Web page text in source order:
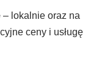
– lokalnie oraz na
ceny i usługę